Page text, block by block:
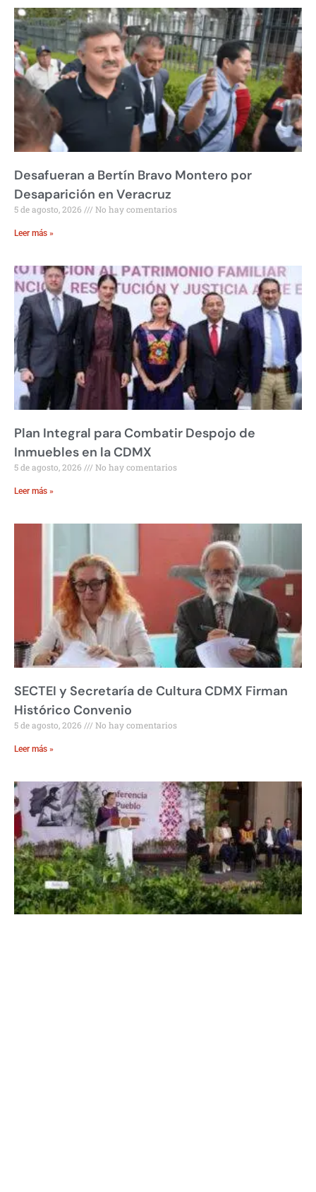
Desafueran a Bertín Bravo Montero por
Desaparición en Veracruz
5 de agosto, 2026 No hay comentarios
Leer más »
Plan Integral para Combatir Despojo de
Inmuebles en la CDMX
5 de agosto, 2026 No hay comentarios
Leer más »
SECTEI y Secretaría de Cultura CDMX Firman
Histórico Convenio
5 de agosto, 2026 No hay comentarios
Leer más »